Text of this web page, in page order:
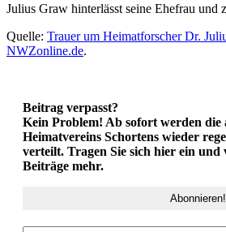
Julius Graw hinterlässt seine Ehefrau und
Quelle: Trauer um Heimatforscher Dr.
NWZonline.de.
Beitrag verpasst?
Kein Problem! Ab sofort werden die
Heimatvereins Schortens wieder
verteilt. Tragen Sie sich hier ein und
Beiträge mehr.